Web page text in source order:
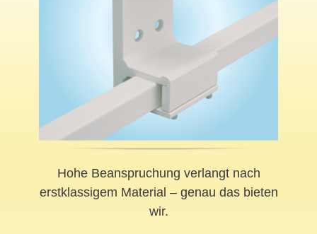
Hohe Beanspruchung verlangt nach
erstklassigem Material – genau das bieten
wir.